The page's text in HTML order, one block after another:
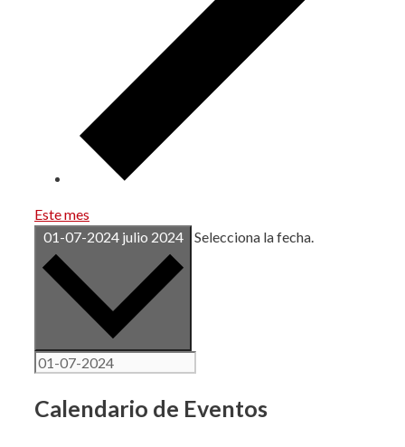
Este mes
01-07-2024 julio 2024 Selecciona la fecha.
Calendario de Eventos